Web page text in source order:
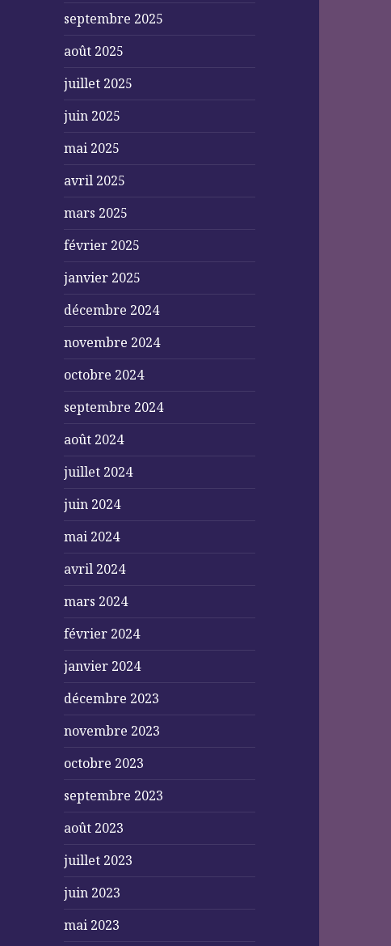
septembre 2025
août 2025
juillet 2025
juin 2025
mai 2025
avril 2025
mars 2025
février 2025
janvier 2025
décembre 2024
novembre 2024
octobre 2024
septembre 2024
août 2024
juillet 2024
juin 2024
mai 2024
avril 2024
mars 2024
février 2024
janvier 2024
décembre 2023
novembre 2023
octobre 2023
septembre 2023
août 2023
juillet 2023
juin 2023
mai 2023